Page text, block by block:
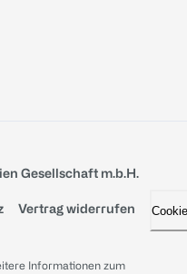
Gesellschaft m.b.H.
Vertrag widerrufen
Informationen zum